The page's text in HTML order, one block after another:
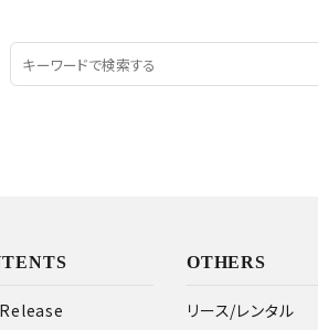
OTHERS
リース/レンタル